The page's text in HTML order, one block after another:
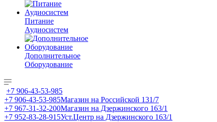
Питание
Аудиосистем
Дополнительное
Оборудование
+7 906-43-53-985
+7 906-43-53-985Магазин на Российской 131/7
+7 967-31-32-200Магазин на Дзержинского 163/1
+7 952-83-28-915Уст.Центр на Дзержинского 163/1